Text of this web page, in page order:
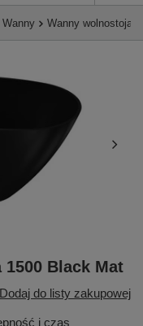
Wanny Wanny wolnostojące
Black Mat
Dodaj do listy zakupowej
i czas